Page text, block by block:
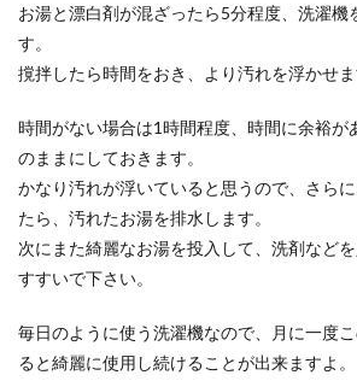
お湯と漂白剤が混ざったら5分程度、洗濯機
す。
撹拌したら時間をおき、より汚れを浮かせま
時間がない場合は1時間程度、時間に余裕が
のままにしておきます。
かなり汚れが浮いていると思うので、さら
たら、汚れたお湯を排水します。
次にまた綺麗なお湯を投入して、洗剤など
すすいで下さい。
毎日のように使う洗濯機なので、月に一度
ると綺麗に使用し続けることが出来ますよ。